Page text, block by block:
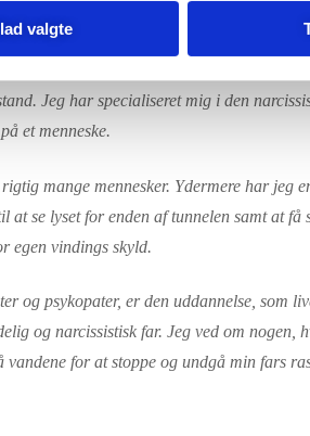
valgte
og psykologisk rådgiver. Jeg er
Jeg har specialiseret mig i den
et menneske.
mange mennesker. Ydermere har jeg
se lyset for enden af tunnelen samt at få
egen vindings skyld.
og psykopater, er den uddannelse, som
og narcissistisk far. Jeg ved om nogen,
for at stoppe og undgå min fars